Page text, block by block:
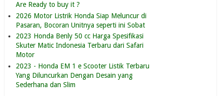
Are Ready to buy it ?
2026 Motor Listrik Honda Siap Meluncur di
Pasaran, Bocoran Unitnya seperti ini Sobat
2023 Honda Benly 50 cc Harga Spesifikasi
Skuter Matic Indonesia Terbaru dari Safari
Motor
2023 - Honda EM 1 e Scooter Listik Terbaru
Yang Diluncurkan Dengan Desain yang
Sederhana dan Slim